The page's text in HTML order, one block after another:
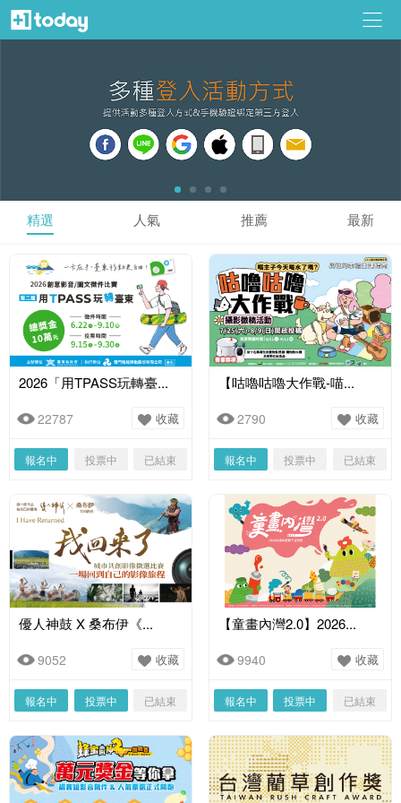
精選 人氣 推薦 最新
2026「用TPASS玩轉臺...
22787 收藏
報名中 投票中 已結束
【咕嚕咕嚕大作戰-喵...
2790 收藏
報名中 投票中 已結束
優人神鼓 X 桑布伊《...
9052 收藏
報名中 投票中 已結束
【童畫內灣2.0】2026...
9940 收藏
報名中 投票中 已結束